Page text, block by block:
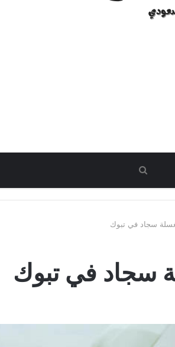
سجاد في تبوك
سجاد في تبوك